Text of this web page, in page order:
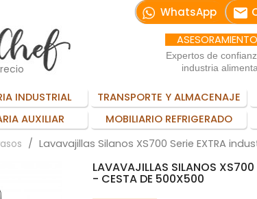
WhatsApp email
Expertos de
industria
INDUSTRIAL TRANSPORTE Y ALMACENAJE
AUXILIAR MOBILIARIO REFRIGERADO
Lavavajillas Silanos XS700 Serie EXTRA
LAVAVAJILLAS SILANOS XS700
- CESTA DE 500X500